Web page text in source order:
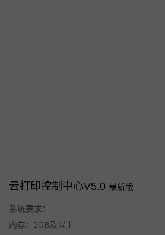
云打印控制中心V5.0 最新版
系统要求：
内存：2GB及以上